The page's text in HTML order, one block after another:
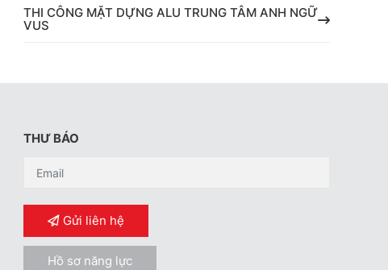
THI CÔNG MẶT DỰNG ALU TRUNG TÂM ANH NGỮ
VUS
THƯ BÁO
Gửi liên hệ
Hồ sơ năng lực